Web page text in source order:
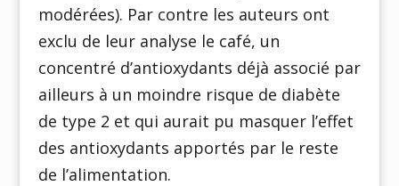
modérées). Par contre les auteurs ont
exclu de leur analyse le café, un
concentré d’antioxydants déjà associé par
ailleurs à un moindre risque de diabète
de type 2 et qui aurait pu masquer l’effet
des antioxydants apportés par le reste
de l’alimentation.